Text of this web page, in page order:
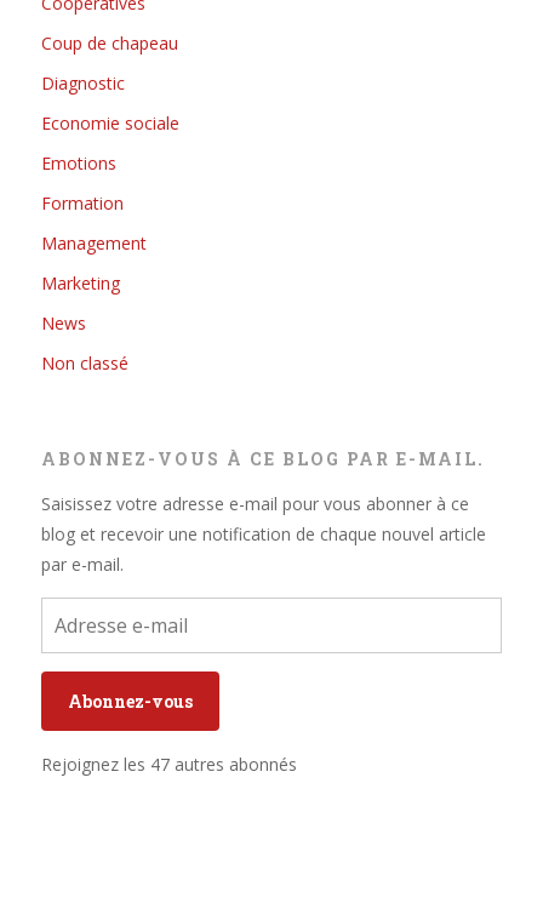
Coup de chapeau
Diagnostic
Economie sociale
Emotions
Formation
Management
Marketing
News
Non classé
ABONNEZ-VOUS À CE BLOG PAR E-MAIL.
Saisissez votre adresse e-mail pour vous abonner à ce
blog et recevoir une notification de chaque nouvel article
par e-mail.
mail
Abonnez-vous
Rejoignez les 47 autres abonnés